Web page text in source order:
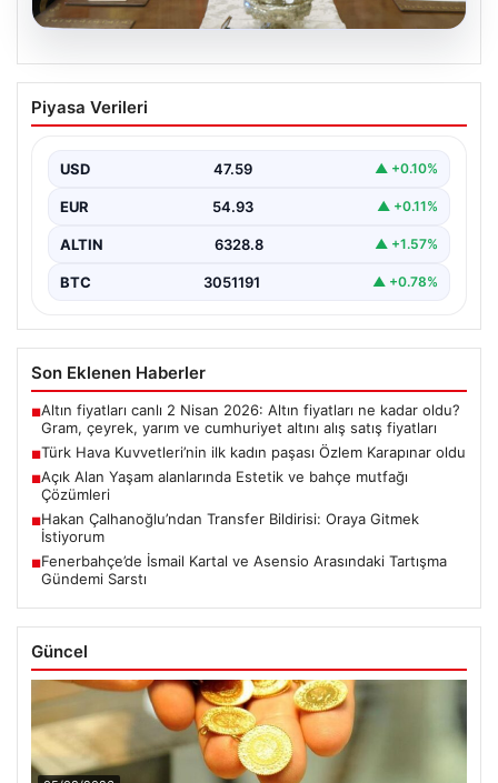
Türk Hava Kuvvetleri’nin ilk kadın
paşası Özlem Karapınar oldu
Özlem Karapınar İlk Kadın Paşa Oldu",…
Piyasa Verileri
USD 47.59 ▲ +0.10%
EUR 54.93 ▲ +0.11%
ALTIN 6328.8 ▲ +1.57%
BTC 3051191 ▲ +0.78%
Son Eklenen Haberler
■Altın fiyatları canlı 2 Nisan 2026: Altın fiyatları ne kadar oldu?
Gram, çeyrek, yarım ve cumhuriyet altını alış satış fiyatları
■Türk Hava Kuvvetleri’nin ilk kadın paşası Özlem Karapınar oldu
■Açık Alan Yaşam alanlarında Estetik ve bahçe mutfağı
Çözümleri
■Hakan Çalhanoğlu’ndan Transfer Bildirisi: Oraya Gitmek
İstiyorum
■Fenerbahçe’de İsmail Kartal ve Asensio Arasındaki Tartışma
Gündemi Sarstı
Güncel